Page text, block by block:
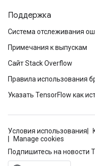
Поддержка
Система отслеживания
Примечания к выпускам
Сайт Stack Overflow
Правила использования
Указать TensorFlow как
Условия использования
Manage cookies
Подпишитесь на новости